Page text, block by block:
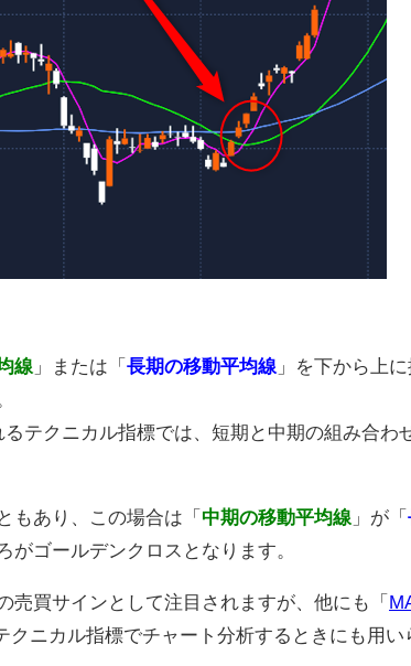
線 」または「 長期の移動平均線 」を下から上
るテクニカル指標では、短期と中期の組み合わ
もあり、この場合は「 中期の移動平均線 」が「
がゴールデンクロスとなります。
買サインとして注目されますが、他にも「
クニカル指標でチャート分析するときにも用い